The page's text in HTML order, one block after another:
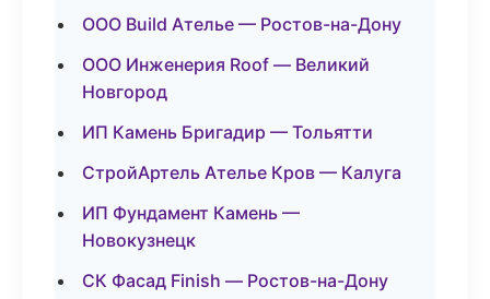
ООО Build Ателье — Ростов-на-Дону
ООО Инженерия Roof — Великий
Новгород
ИП Камень Бригадир — Тольятти
СтройАртель Ателье Кров — Калуга
ИП Фундамент Камень —
Новокузнецк
СК Фасад Finish — Ростов-на-Дону